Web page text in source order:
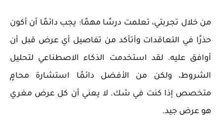
من خلال تجربتي، تعلمت درسًا مهمًا: يجب دائمًا أن أكون
حذرًا في التعاقدات وأتأكد من تفاصيل أي عرض قبل أن
أوافق عليه. لقد استخدمت الذكاء الاصطناعي لتحليل
الشروط، ولكن من الأفضل دائمًا استشارة محامٍ
متخصص إذا كنت في شك. لا يعني أن كل عرض مغري
هو عرض جيد.